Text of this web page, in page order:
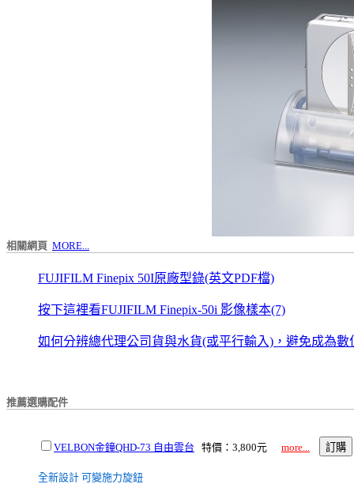
相關網頁 MORE...
FUJIFILM Finepix 50I原廠型錄(英文PDF檔)
按下這裡看FUJIFILM Finepix-50i 影像樣本(7)
如何分辨總代理公司貨與水貨(或平行輸入)，避免成為數
推薦選購配件
VELBON金鐘QHD-73 自由雲台 特價：3,800元 more...
全新設計 可變施力旋鈕